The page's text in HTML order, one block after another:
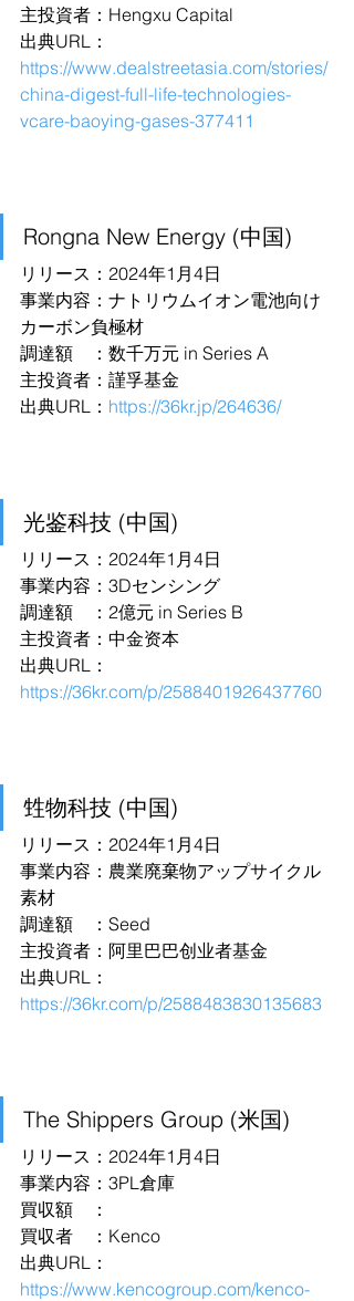
主投資者：Hengxu Capital
出典URL：
https://www.dealstreetasia.com/stories/
china-digest-full-life-technologies-
vcare-baoying-gases-377411
Rongna New Energy (中国)
リリース：2024年1月4日
事業内容：ナトリウムイオン電池向け
カーボン負極材
調達額　：数千万元 in Series A
主投資者：謹孚基金
出典URL： https://36kr.jp/264636/
光鉴科技 (中国)
リリース：2024年1月4日
事業内容：3Dセンシング
調達額　：2億元 in Series B
主投資者：中金资本
出典URL：
https://36kr.com/p/2588401926437760
甡物科技 (中国)
リリース：2024年1月4日
事業内容：農業廃棄物アップサイクル
素材
調達額　：Seed
主投資者：阿里巴巴创业者基金
出典URL：
https://36kr.com/p/2588483830135683
The Shippers Group (米国)
リリース：2024年1月4日
事業内容：3PL倉庫
買収額　：
買収者　：Kenco
出典URL：
https://www.kencogroup.com/kenco-